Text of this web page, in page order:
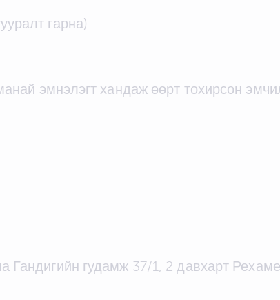
гарна)
эмнэлэгт хандаж өөрт тохирсон
гудамж 37/1, 2 давхарт